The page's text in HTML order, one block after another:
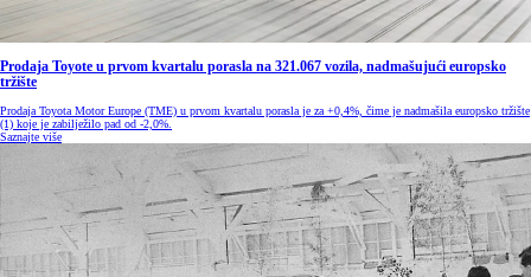
Prodaja Toyote u prvom kvartalu porasla na 321.067 vozila, nadmašujući europsko
tržište
Prodaja Toyota Motor Europe (TME) u prvom kvartalu porasla je za +0,4%, čime je nadmašila europsko tržište
(1) koje je zabilježilo pad od -2,0%.
Saznajte više